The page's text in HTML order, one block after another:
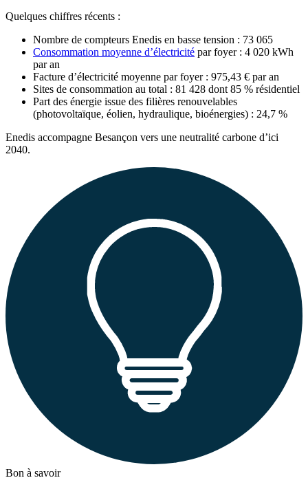
Quelques chiffres récents :
Nombre de compteurs Enedis en basse tension : 73 065​
Consommation moyenne d’électricité par foyer : 4 020 kWh
par an​
Facture d’électricité moyenne par foyer : 975,43 € par an
Sites de consommation au total : 81 428 dont 85 % résidentiel
Part des énergie issue des filières renouvelables
(photovoltaïque, éolien, hydraulique, bioénergies) : 24,7 %
Enedis accompagne Besançon vers une neutralité carbone d’ici
2040.
Bon à savoir